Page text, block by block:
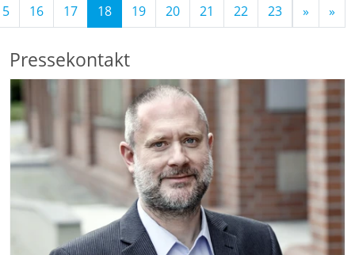
16 17 18(Standort)
19 20 21 22 23 » »
Pressekontakt